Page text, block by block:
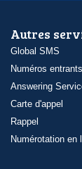
Autres
Global SMS
Numéros entrants
Answering
Carte d'appel
Rappel
Numérotation en